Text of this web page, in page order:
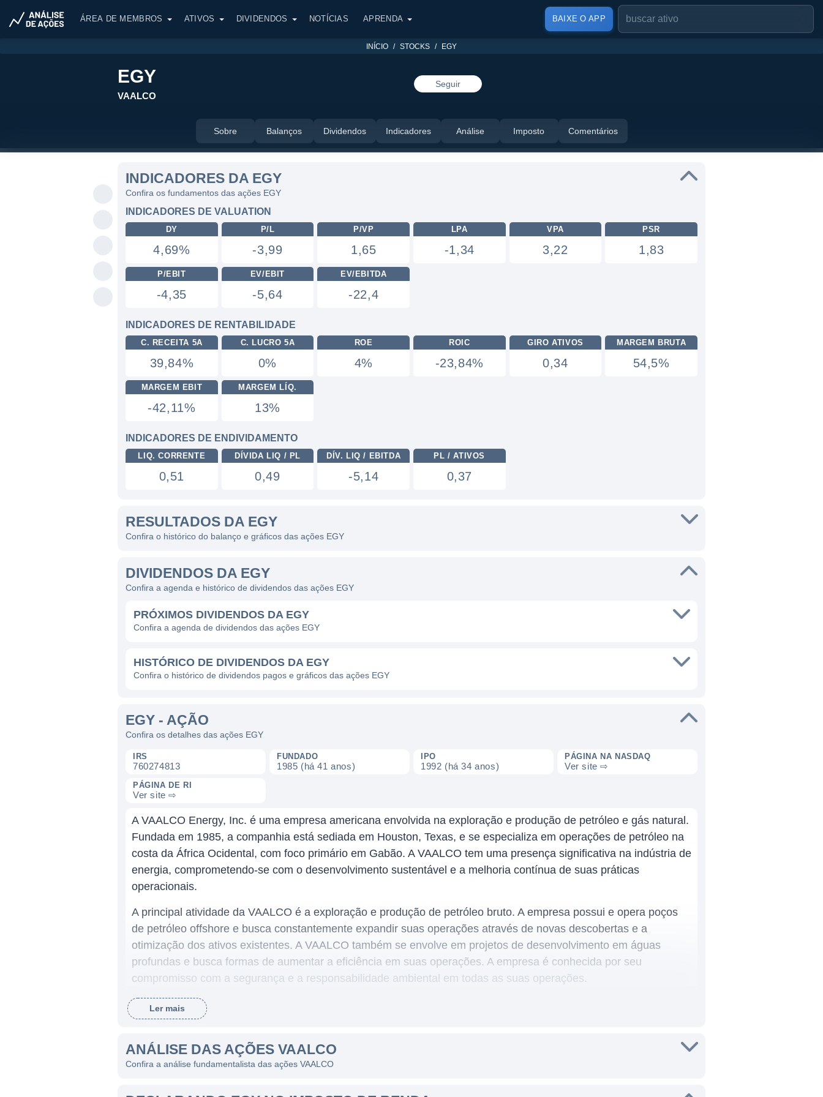
ÁREA DE MEMBROS ATIVOS DIVIDENDOS NOTÍCIAS APRENDA BAIXE O APP
INÍCIO STOCKS EGY
EGY
VAALCO
Seguir
Sobre Balanços Dividendos Indicadores Análise Imposto Comentários
INDICADORES DA EGY
Confira os fundamentos das ações EGY
INDICADORES DE VALUATION
DY
4,69%
P/L
-3,99
P/VP
1,65
LPA
-1,34
VPA
3,22
PSR
1,83
P/EBIT
-4,35
EV/EBIT
-5,64
EV/EBITDA
-22,4
INDICADORES DE RENTABILIDADE
C. RECEITA 5A
39,84%
C. LUCRO 5A
0%
ROE
4%
ROIC
-23,84%
GIRO ATIVOS
0,34
MARGEM BRUTA
54,5%
MARGEM EBIT
-42,11%
MARGEM LÍQ.
13%
INDICADORES DE ENDIVIDAMENTO
LIQ. CORRENTE
0,51
DÍVIDA LIQ / PL
0,49
DÍV. LIQ / EBITDA
-5,14
PL / ATIVOS
0,37
RESULTADOS DA EGY
Confira o histórico do balanço e gráficos das ações EGY
DIVIDENDOS DA EGY
Confira a agenda e histórico de dividendos das ações EGY
PRÓXIMOS DIVIDENDOS DA EGY
Confira a agenda de dividendos das ações EGY
HISTÓRICO DE DIVIDENDOS DA EGY
Confira o histórico de dividendos pagos e gráficos das ações EGY
EGY - AÇÃO
Confira os detalhes das ações EGY
IRS
760274813
FUNDADO
1985 (há 41 anos)
IPO
1992 (há 34 anos)
PÁGINA NA NASDAQ
Ver site ⇨
PÁGINA DE RI
Ver site ⇨
A VAALCO Energy, Inc. é uma empresa americana envolvida na exploração e produção de petróleo e gás natural.
Fundada em 1985, a companhia está sediada em Houston, Texas, e se especializa em operações de petróleo na
costa da África Ocidental, com foco primário em Gabão. A VAALCO tem uma presença significativa na indústria de
energia, comprometendo-se com o desenvolvimento sustentável e a melhoria contínua de suas práticas
operacionais.
A principal atividade da VAALCO é a exploração e produção de petróleo bruto. A empresa possui e opera poços
de petróleo offshore e busca constantemente expandir suas operações através de novas descobertas e a
otimização dos ativos existentes. A VAALCO também se envolve em projetos de desenvolvimento em águas
profundas e busca formas de aumentar a eficiência em suas operações. A empresa é conhecida por seu
compromisso com a segurança e a responsabilidade ambiental em todas as suas operações.
ATUAÇÃO DA VAALCO
A VAALCO opera principalmente no setor de petróleo, com suas atividades concentradas na exploração e
produção de petróleo no Gabão. A empresa realiza operações de perfuração e produção de petróleo em várias
concessões no país, além de estar em busca de novas oportunidades de exploração na região. Com um portfólio
Ler mais
ANÁLISE DAS AÇÕES VAALCO
Confira a análise fundamentalista das ações VAALCO